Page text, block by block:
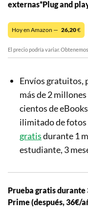
externas*Plug and
Hoy en Amazon — 26,20€
El precio podría variar.
Envíos gratuitos,
más de 2
cientos de
ilimitado de fotos
gratisdurante 1
estudiante, 3
Prueba gratis durante
Prime (después, 36€/